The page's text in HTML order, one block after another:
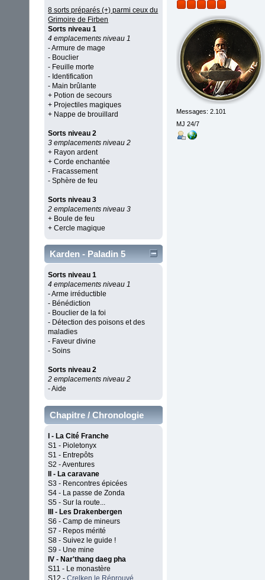
8 sorts préparés (+) parmi ceux du
Grimoire de Firben
Sorts niveau 1
4 emplacements niveau 1
- Armure de mage
- Bouclier
- Feuille morte
- Identification
- Main brûlante
+ Potion de secours
+ Projectiles magiques
+ Nappe de brouillard
Sorts niveau 2
3 emplacements niveau 2
+ Rayon ardent
+ Corde enchantée
- Fracassement
- Sphère de feu
Sorts niveau 3
2 emplacements niveau 3
+ Boule de feu
+ Cercle magique
Karden - Paladin 5
Sorts niveau 1
4 emplacements niveau 1
- Arme irréductible
- Bénédiction
- Bouclier de la foi
- Détection des poisons et des
maladies
- Faveur divine
- Soins
Sorts niveau 2
2 emplacements niveau 2
- Aide
Chapitre / Chronologie
I - La Cité Franche
S1 - Pioletonyx
S1 - Entrepôts
S2 - Aventures
II - La caravane
S3 - Rencontres épicées
S4 - La passe de Zonda
S5 - Sur la route...
III - Les Drakenbergen
S6 - Camp de mineurs
S7 - Repos mérité
S8 - Suivez le guide !
S9 - Une mine
IV - Nar'thang daeg pha
S11 - Le monastère
Messages: 2.101
MJ 24/7